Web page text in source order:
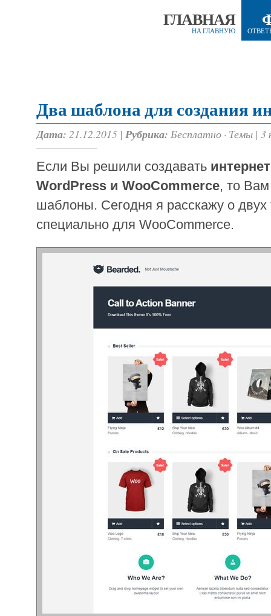
ГЛАВНАЯ
НА ГЛАВНУЮ
Два шаблона для создания
Дата: 21.12.2015 | Рубрика: Бесплатно · Темы | 3
Если Вы решили создавать
WordPress и WooCommerce, то
шаблоны. Сегодня я расскажу о двух
специально для WooCommerce.